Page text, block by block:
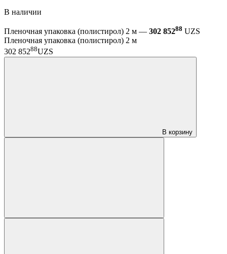
В наличии
Пленочная упаковка (полистирол) 2 м — 302 85288 UZS
Пленочная упаковка (полистирол) 2 м
302 85288UZS
В корзину